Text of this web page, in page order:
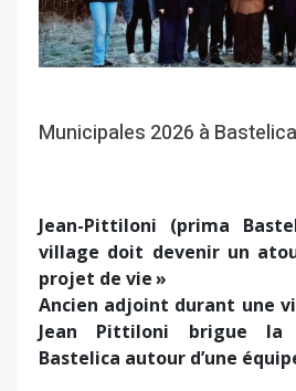
Municipales 2026 à Bastelica
Jean-Pittiloni (prima
village doit devenir un
projet de vie »
Ancien adjoint durant une
Jean Pittiloni brigue la
Bastelica autour d’une